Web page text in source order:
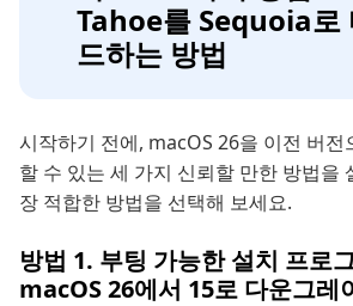
Tahoe를 Sequoia로
드하는 방법
시작하기 전에, macOS 26을 이전 버전
할 수 있는 세 가지 신뢰할 만한 방법을
장 적합한 방법을 선택해 보세요.
방법 1. 부팅 가능한 설치 프로
macOS 26에서 15로 다운그레